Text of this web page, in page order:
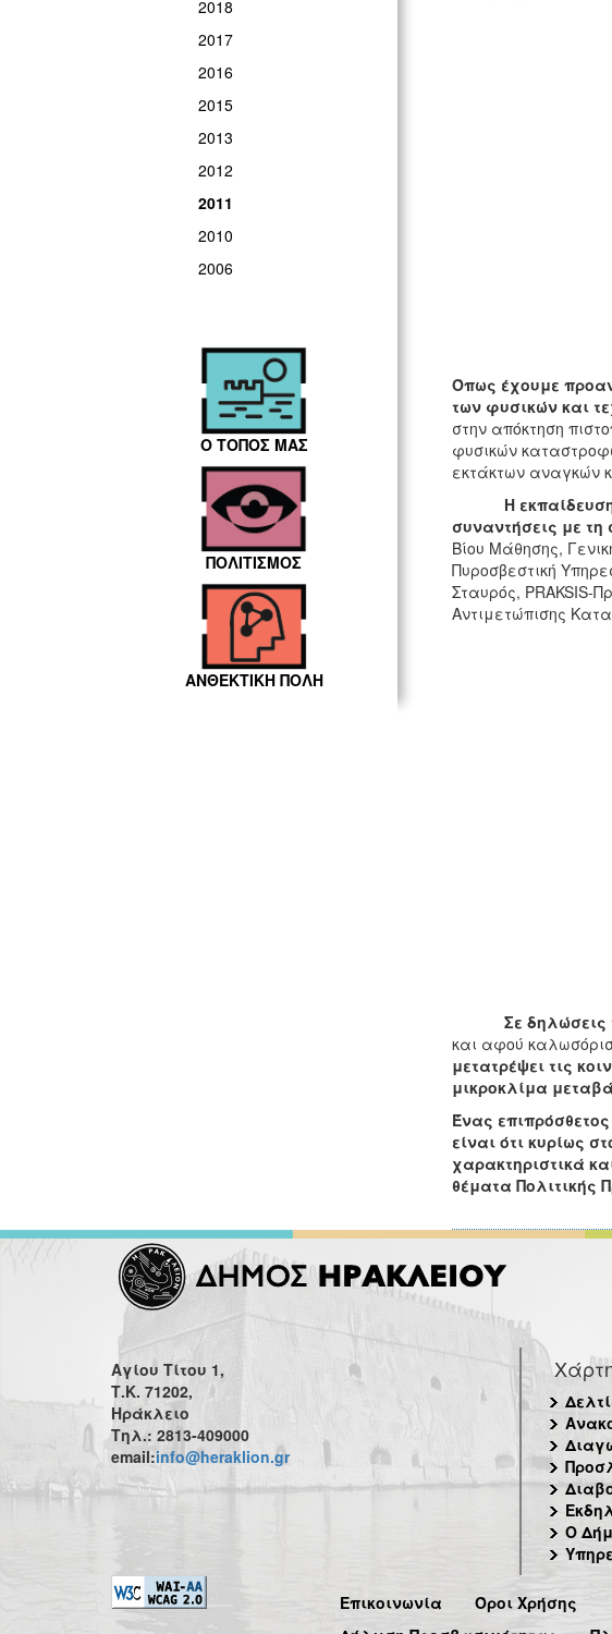
2018
2017
2016
2015
2013
2012
2011
2010
2006
Ο ΤΟΠΟΣ ΜΑΣ
ΠΟΛΙΤΙΣΜΟΣ
ΑΝΘΕΚΤΙΚΗ ΠΟΛΗ
Όπως έχουμε
των φυσικών και
στην απόκτηση
φυσικών
εκτάκτων αναγκών
Η
συναντήσεις με
Βίου Μάθησης,
Πυροσβεστική
Σταυρός, PRAKSIS-
Αντιμετώπισης
Σε δηλώσεις
και αφού
μετατρέψει τις
μικροκλίμα
Ένας
είναι ότι κυρίως
χαρακτηριστικά
θέματα Πολιτικής
Αγίου Τίτου 1,
Τ.Κ. 71202,
Ηράκλειο
Τηλ.: 2813-409000
email:info@heraklion.gr
Ο
Επικοινωνία
Όροι Χρήσης